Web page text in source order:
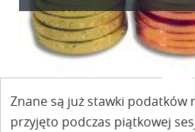
Znane są już stawki podatków
przyjęto podczas piątkowej